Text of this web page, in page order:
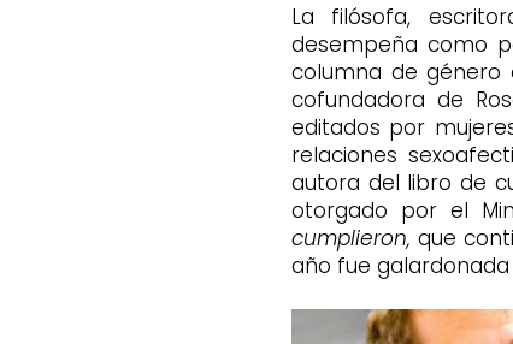
La filósofa,
desempeña como
columna de
cofundadora de
editados por
relaciones
autora del libro de
otorgado por el
cumplieron, que
año fue